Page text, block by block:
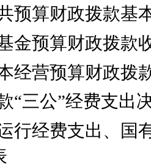
预算财政拨款基
金预算财政拨款
经营预算财政拨
“三公”经费支出
行经费支出、国